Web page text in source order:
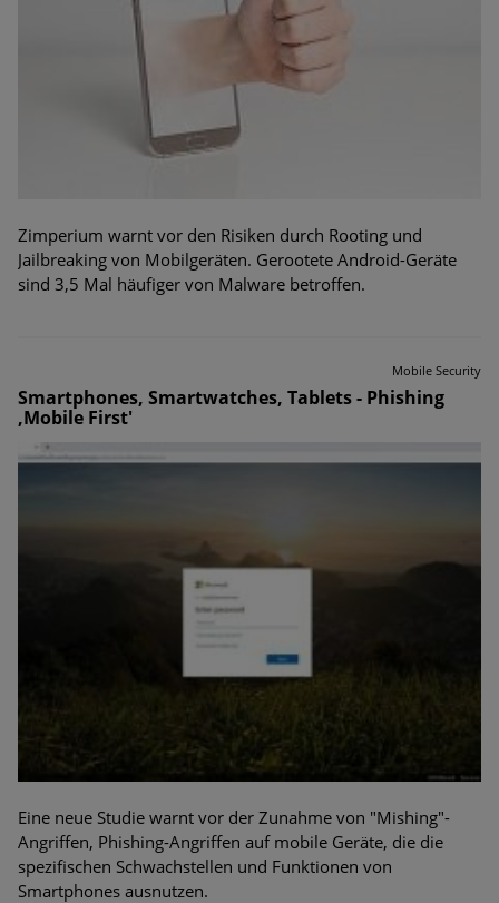
Zimperium warnt vor den Risiken durch Rooting und
Jailbreaking von Mobilgeräten. Gerootete Android-Geräte
sind 3,5 Mal häufiger von Malware betroffen.
Mobile Security
Smartphones, Smartwatches, Tablets - Phishing
,Mobile First'
Eine neue Studie warnt vor der Zunahme von "Mishing"-
Angriffen, Phishing-Angriffen auf mobile Geräte, die die
spezifischen Schwachstellen und Funktionen von
Smartphones ausnutzen.